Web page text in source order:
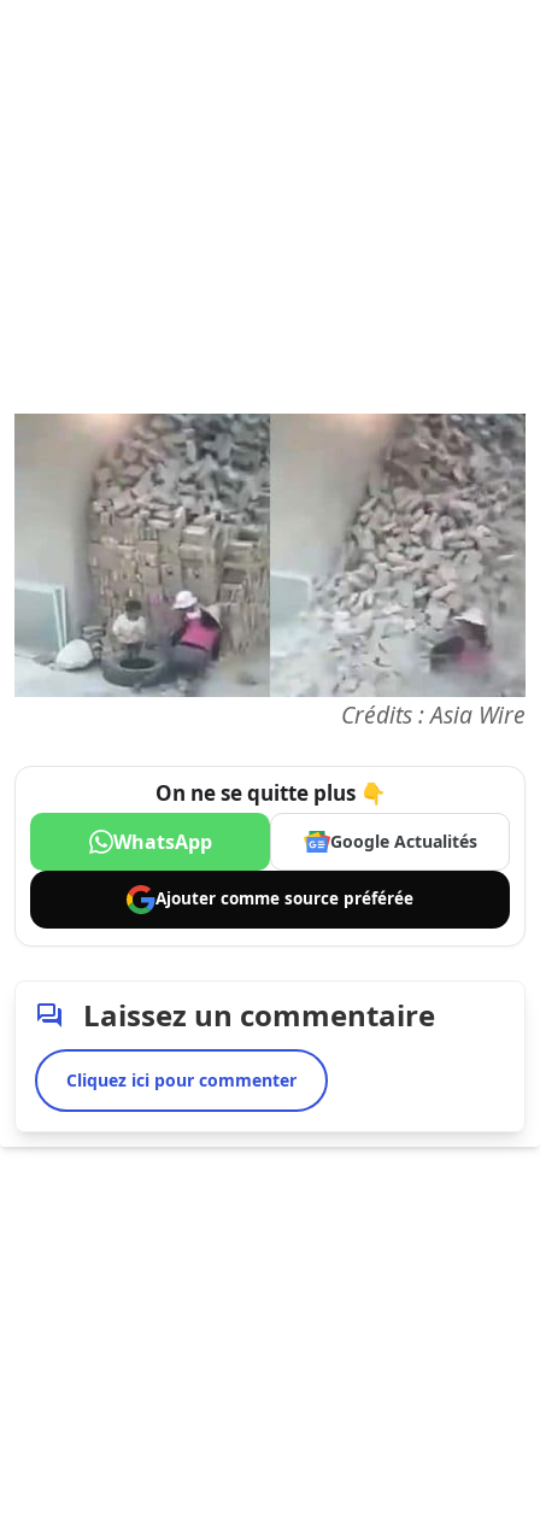
Crédits : Asia Wire
On ne se quitte plus 👇
WhatsApp Google Actualités
Ajouter comme source préférée
Laissez un commentaire
Cliquez ici pour commenter